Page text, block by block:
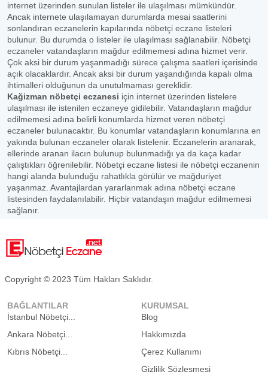
internet üzerinden sunulan listeler ile ulaşılması mümkündür.
Ancak internete ulaşılamayan durumlarda mesai saatlerini
sonlandıran eczanelerin kapılarında nöbetçi eczane listeleri
bulunur. Bu durumda o listeler ile ulaşılması sağlanabilir. Nöbetçi
eczaneler vatandaşların mağdur edilmemesi adına hizmet verir.
Çok aksi bir durum yaşanmadığı sürece çalışma saatleri içerisinde
açık olacaklardır. Ancak aksi bir durum yaşandığında kapalı olma
ihtimalleri olduğunun da unutulmaması gereklidir.
Kağizman nöbetçi eczanesi için internet üzerinden listelere
ulaşılması ile istenilen eczaneye gidilebilir. Vatandaşların mağdur
edilmemesi adına belirli konumlarda hizmet veren nöbetçi
eczaneler bulunacaktır. Bu konumlar vatandaşların konumlarına en
yakında bulunan eczaneler olarak listelenir. Eczanelerin aranarak,
ellerinde aranan ilacın bulunup bulunmadığı ya da kaça kadar
çalıştıkları öğrenilebilir. Nöbetçi eczane listesi ile nöbetçi eczanenin
hangi alanda bulunduğu rahatlıkla görülür ve mağduriyet
yaşanmaz. Avantajlardan yararlanmak adına nöbetçi eczane
listesinden faydalanılabilir. Hiçbir vatandaşın mağdur edilmemesi
sağlanır.
Copyright © 2023 Tüm Hakları Saklıdır.
BAĞLANTILAR
İstanbul Nöbetçi...
Ankara Nöbetçi...
Kıbrıs Nöbetçi...
KURUMSAL
Blog
Hakkımızda
Çerez Kullanımı
Gizlilik Sözleşmesi